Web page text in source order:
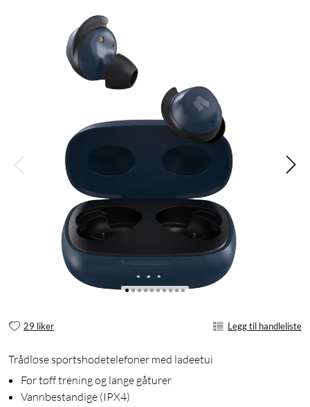
29 liker Legg til handleliste
Trådløse sportshodetelefoner med ladeetui
For tøff trening og lange gåturer
Vannbestandige (IPX4)